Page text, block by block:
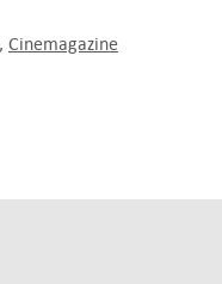
Cinemagazine